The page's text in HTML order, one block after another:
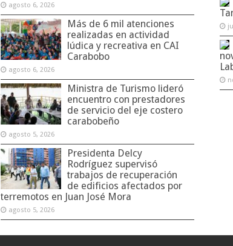
agosto 6, 2026
Más de 6 mil atenciones
realizadas en actividad
lúdica y recreativa en CAI
Carabobo
agosto 6, 2026
Ministra de Turismo lideró
encuentro con prestadores
de servicio del eje costero
carabobeño
agosto 5, 2026
Presidenta Delcy
Rodríguez supervisó
trabajos de recuperación
de edificios afectados por
terremotos en Juan José Mora
agosto 5, 2026